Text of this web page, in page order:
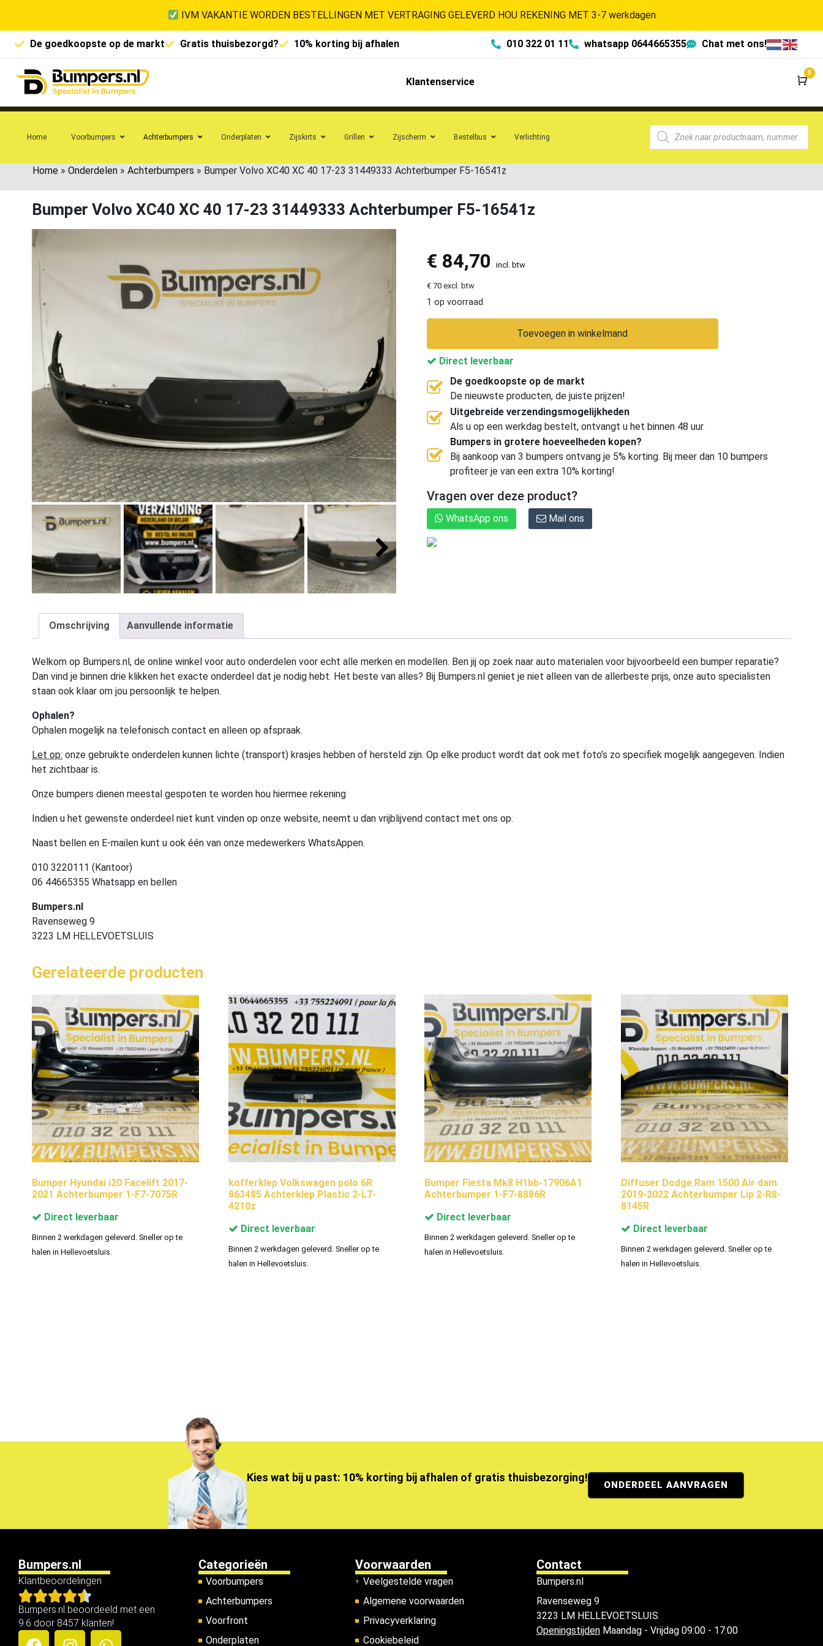
IVM VAKANTIE WORDEN BESTELLINGEN MET VERTRAGING GELEVERD HOU REKENING MET 3-7 werkdagen
De goedkoopste op de markt Gratis thuisbezorgd? 10% korting bij afhalen 010 322 01 11 whatsapp 0644665355 Chat met ons!
Klantenservice
0
Home Voorbumpers Achterbumpers Onderplaten Zijskirts Grillen Zijscherm Bestelbus Verlichting
Home » Onderdelen » Achterbumpers » Bumper Volvo XC40 XC 40 17-23 31449333 Achterbumper F5-16541z
Bumper Volvo XC40 XC 40 17-23 31449333 Achterbumper F5-16541z
€ 84,70 incl. btw
€ 70 excl. btw
1 op voorraad
Toevoegen in winkelmand
Direct leverbaar
De goedkoopste op de markt
De nieuwste producten, de juiste prijzen!
Uitgebreide verzendingsmogelijkheden
Als u op een werkdag bestelt, ontvangt u het binnen 48 uur.
Bumpers in grotere hoeveelheden kopen?
Bij aankoop van 3 bumpers ontvang je 5% korting. Bij meer dan 10 bumpers
profiteer je van een extra 10% korting!
Vragen over deze product?
WhatsApp ons Mail ons
Omschrijving Aanvullende informatie
Welkom op Bumpers.nl, de online winkel voor auto onderdelen voor echt alle merken en modellen. Ben jij op zoek naar auto materialen voor bijvoorbeeld een bumper reparatie?
Dan vind je binnen drie klikken het exacte onderdeel dat je nodig hebt. Het beste van alles? Bij Bumpers.nl geniet je niet alleen van de allerbeste prijs, onze auto specialisten
staan ook klaar om jou persoonlijk te helpen.
Ophalen?
Ophalen mogelijk na telefonisch contact en alleen op afspraak.
Let op: onze gebruikte onderdelen kunnen lichte (transport) krasjes hebben of hersteld zijn. Op elke product wordt dat ook met foto’s zo specifiek mogelijk aangegeven. Indien
het zichtbaar is.
Onze bumpers dienen meestal gespoten te worden hou hiermee rekening
Indien u het gewenste onderdeel niet kunt vinden op onze website, neemt u dan vrijblijvend contact met ons op.
Naast bellen en E-mailen kunt u ook één van onze medewerkers WhatsAppen.
010 3220111 (Kantoor)
06 44665355 Whatsapp en bellen
Bumpers.nl
Ravenseweg 9
3223 LM HELLEVOETSLUIS
Gerelateerde producten
Bumper Hyundai i20 Facelift 2017-
2021 Achterbumper 1-F7-7075R
Direct leverbaar
Binnen 2 werkdagen geleverd. Sneller op te
halen in Hellevoetsluis.
kofferklep Volkswagen polo 6R
863485 Achterklep Plastic 2-L7-
4210z
Direct leverbaar
Binnen 2 werkdagen geleverd. Sneller op te
halen in Hellevoetsluis.
Bumper Fiesta Mk8 H1bb-17906A1
Achterbumper 1-F7-8886R
Direct leverbaar
Binnen 2 werkdagen geleverd. Sneller op te
halen in Hellevoetsluis.
Diffuser Dodge Ram 1500 Air dam
2019-2022 Achterbumper Lip 2-R8-
8145R
Direct leverbaar
Binnen 2 werkdagen geleverd. Sneller op te
halen in Hellevoetsluis.
Kies wat bij u past: 10% korting bij afhalen of gratis thuisbezorging!
ONDERDEEL AANVRAGEN
Bumpers.nl
Klantbeoordelingen
Bumpers.nl beoordeeld met een
9.6 door 8457 klanten!
Categorieën
Voorbumpers
Achterbumpers
Voorfront
Onderplaten
Voorwaarden
Veelgestelde vragen
Algemene voorwaarden
Privacyverklaring
Cookiebeleid
Contact
Bumpers.nl
Ravenseweg 9
3223 LM HELLEVOETSLUIS
OpeningstijdenMaandag - Vrijdag 09:00 - 17:00